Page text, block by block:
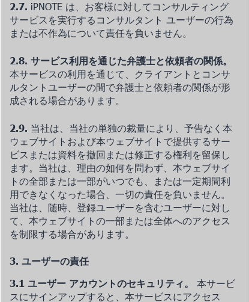
2.7. iPNOTE は、お客様に対してコンサルティング
サービスを実行するコンサルタント ユーザーの行為
または不作為について責任を負いません。
2.8. サービス利用を通じた弁護士と依頼者の関係。
本サービスの利用を通じて、クライアントとコンサ
ルタントユーザーの間で弁護士と依頼者の関係が形
成される場合があります。
2.9. 当社は、当社の単独の裁量により、予告なく本
ウェブサイトおよび本ウェブサイトで提供するサー
ビスまたは資料を撤回または修正する権利を留保し
ます。当社は、理由の如何を問わず、本ウェブサイ
トの全部または一部がいつでも、または一定期間利
用できなくなった場合、一切の責任を負いません。
当社は、随時、登録ユーザーを含むユーザーに対し
て、本ウェブサイトの一部または全体へのアクセス
を制限する場合があります。
3. ユーザーの責任
3.1 ユーザー アカウントのセキュリティ。 本サービ
スにサインアップすると、本サービスにアクセス